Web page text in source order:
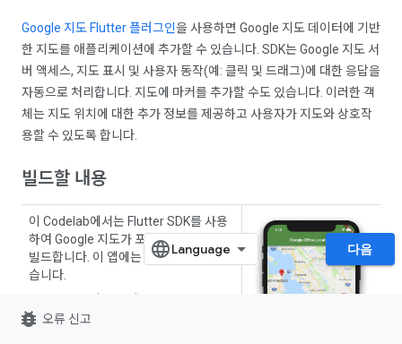
Google 지도 Flutter 플러그인을 사용하면 Google 지도 데이터에 기반
한 지도를 애플리케이션에 추가할 수 있습니다. SDK는 Google 지도 서
버 액세스, 지도 표시 및 사용자 동작(예: 클릭 및 드래그)에 대한 응답을
자동으로 처리합니다. 지도에 마커를 추가할 수도 있습니다. 이러한 객
체는 지도 위치에 대한 추가 정보를 제공하고 사용자가 지도와 상호작
용할 수 있도록 합니다.
빌드할 내용
이 Codelab에서는 Flutter SDK를 사용
하여 Google 지도가 포함된 모바일 앱을
빌드합니다. 이 앱에는 아래의 기능이 있
습니다.
웹 서비스에서 지도 데이터 검색
다음
bug_report 오류 신고